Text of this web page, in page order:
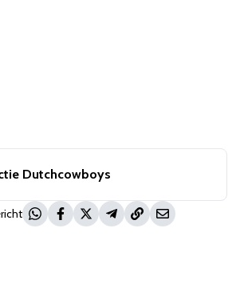
Dutchcowboys